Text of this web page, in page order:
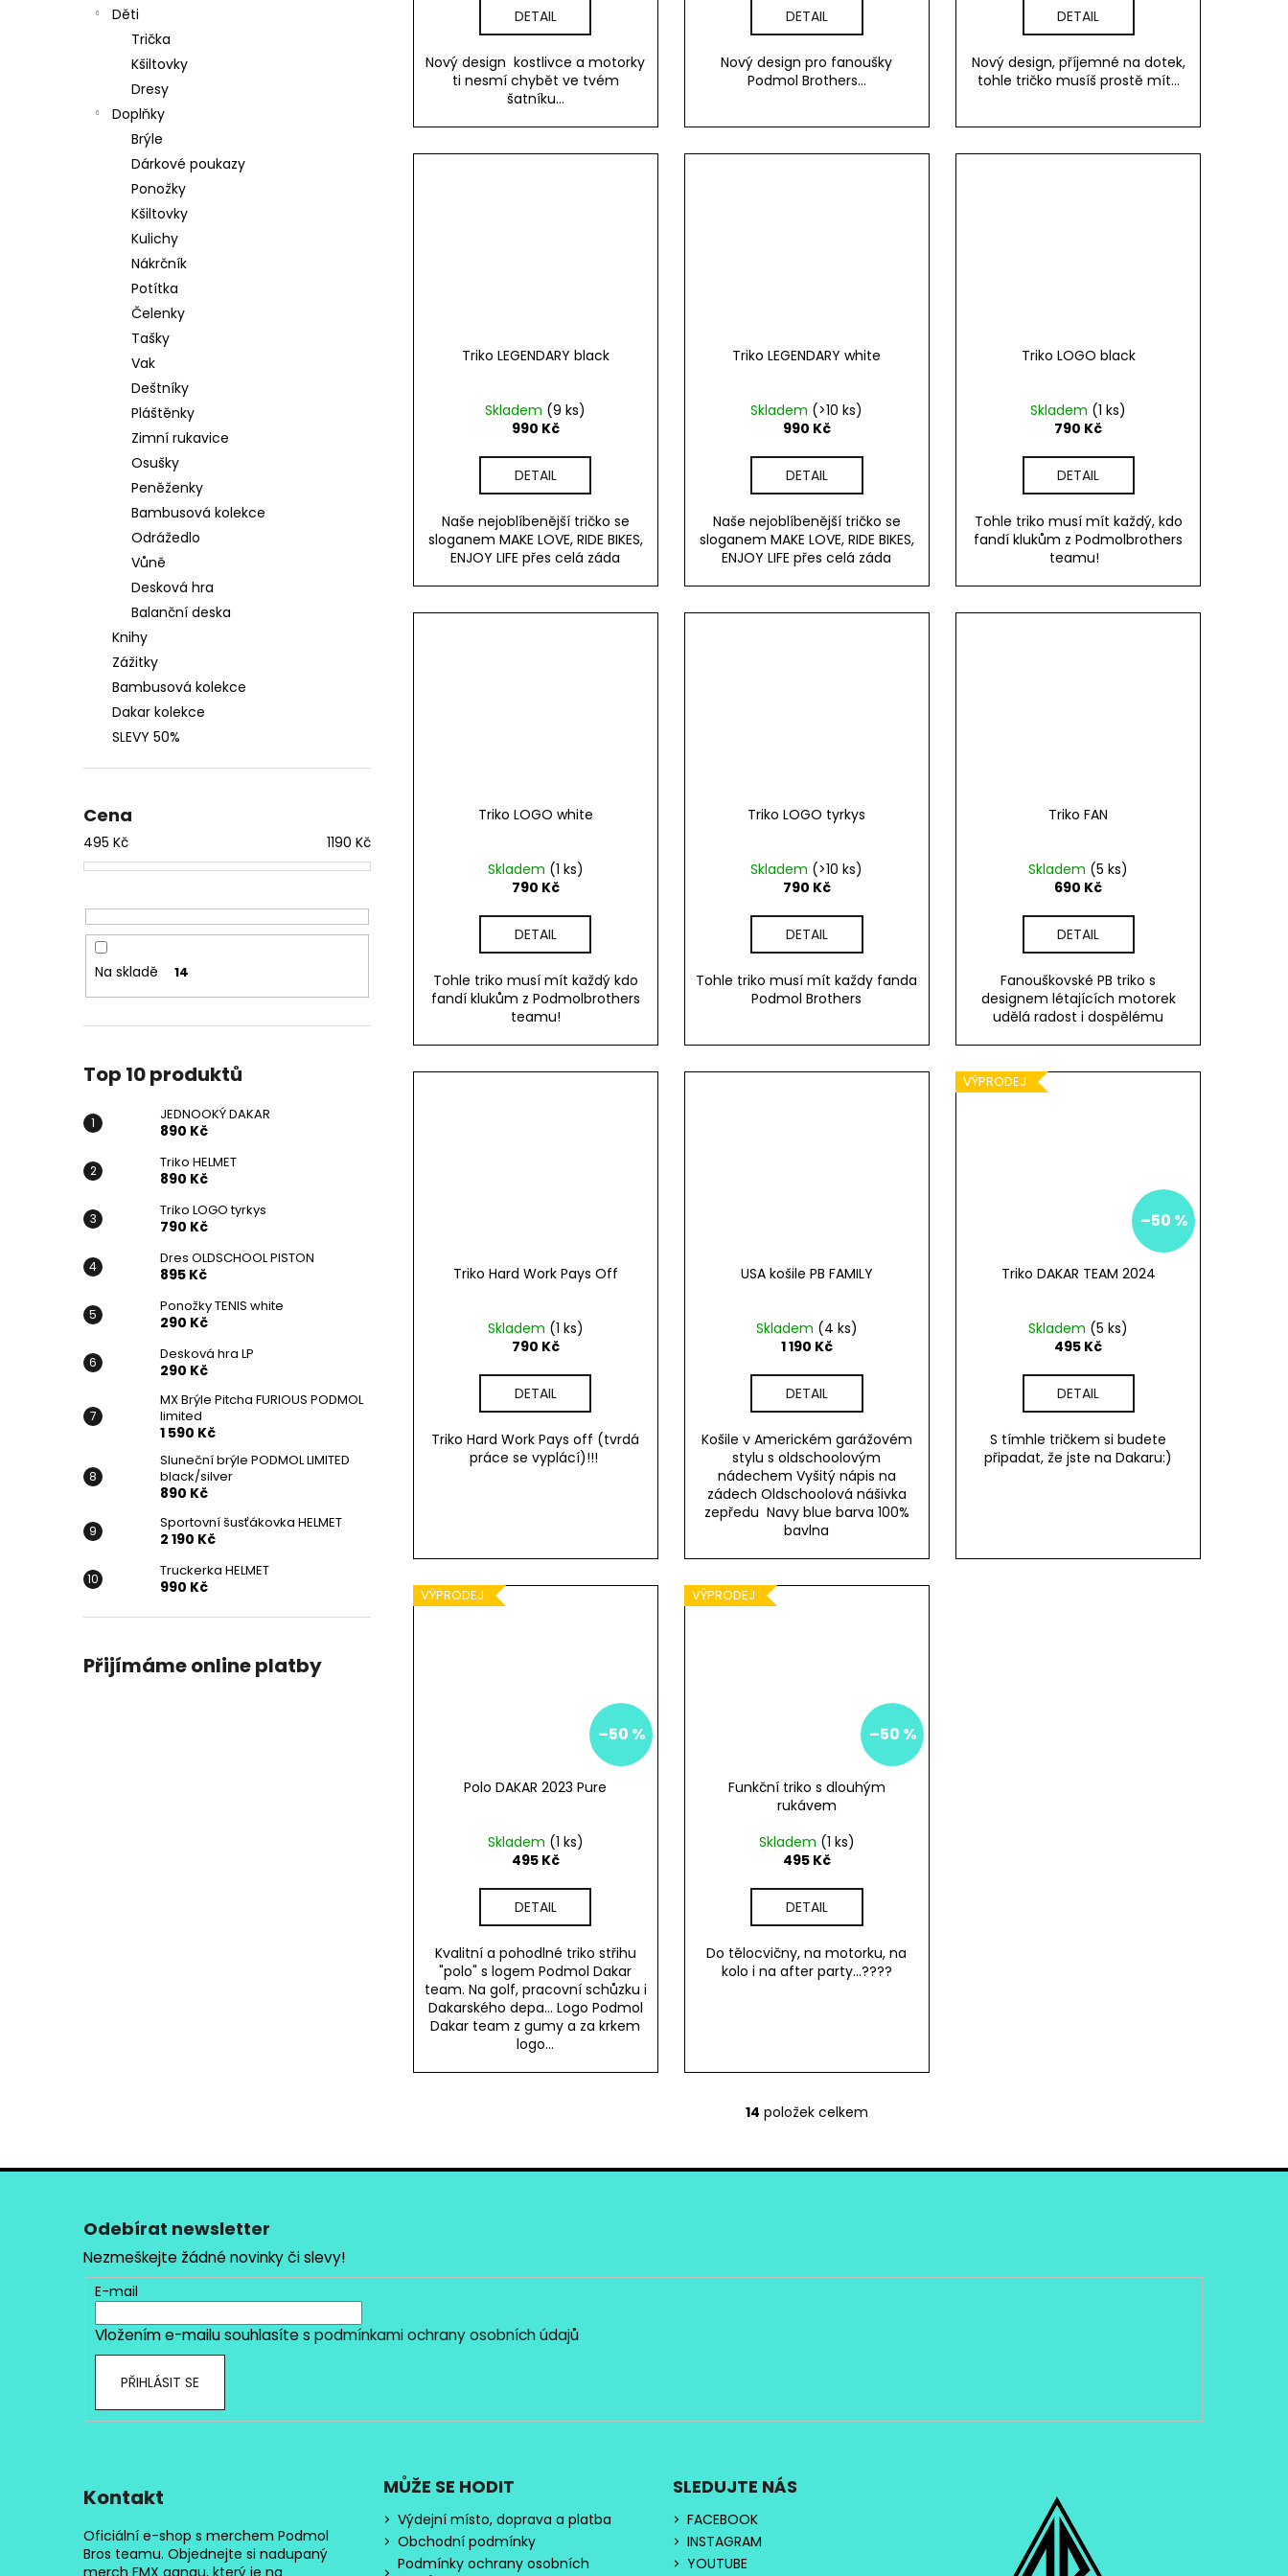
Děti
Trička
Kšiltovky
Dresy
Doplňky
Brýle
Dárkové poukazy
Ponožky
Kšiltovky
Kulichy
Nákrčník
Potítka
Čelenky
Tašky
Vak
Deštníky
Pláštěnky
Zimní rukavice
Osušky
Peněženky
Bambusová kolekce
Odrážedlo
Vůně
Desková hra
Balanční deska
Knihy
Zážitky
Bambusová kolekce
Dakar kolekce
SLEVY 50%
Cena
495 Kč 1190 Kč
Na skladě 14
Top 10 produktů
JEDNOOKÝ DAKAR
890 Kč
Triko HELMET
890 Kč
Triko LOGO tyrkys
790 Kč
Dres OLDSCHOOL PISTON
895 Kč
Ponožky TENIS white
290 Kč
Desková hra LP
290 Kč
MX Brýle Pitcha FURIOUS PODMOL
limited
1 590 Kč
Sluneční brýle PODMOL LIMITED
black/silver
890 Kč
Sportovní šusťákovka HELMET
2 190 Kč
Truckerka HELMET
990 Kč
Přijímáme online platby
DETAIL
Nový design kostlivce a motorky
ti nesmí chybět ve tvém
šatníku...
DETAIL
Nový design pro fanoušky
Podmol Brothers...
DETAIL
Nový design, příjemné na dotek,
tohle tričko musíš prostě mít...
Triko LEGENDARY black
Skladem (9 ks)
990 Kč
DETAIL
Naše nejoblíbenější tričko se
sloganem MAKE LOVE, RIDE BIKES,
ENJOY LIFE přes celá záda
Triko LEGENDARY white
Skladem (>10 ks)
990 Kč
DETAIL
Naše nejoblíbenější tričko se
sloganem MAKE LOVE, RIDE BIKES,
ENJOY LIFE přes celá záda
Triko LOGO black
Skladem (1 ks)
790 Kč
DETAIL
Tohle triko musí mít každý, kdo
fandí klukům z Podmolbrothers
teamu!
Triko LOGO white
Skladem (1 ks)
790 Kč
DETAIL
Tohle triko musí mít každý kdo
fandí klukům z Podmolbrothers
teamu!
Triko LOGO tyrkys
Skladem (>10 ks)
790 Kč
DETAIL
Tohle triko musí mít každy fanda
Podmol Brothers
Triko FAN
Skladem (5 ks)
690 Kč
DETAIL
Fanouškovské PB triko s
designem létajících motorek
udělá radost i dospělému
Triko Hard Work Pays Off
Skladem (1 ks)
790 Kč
DETAIL
Triko Hard Work Pays off (tvrdá
práce se vyplácí)!!!
USA košile PB FAMILY
Skladem (4 ks)
1 190 Kč
DETAIL
Košile v Americkém garážovém
stylu s oldschoolovým
nádechem Vyšitý nápis na
zádech Oldschoolová nášivka
zepředu Navy blue barva 100%
bavlna
VÝPRODEJ
–50 %
Triko DAKAR TEAM 2024
Skladem (5 ks)
495 Kč
DETAIL
S tímhle tričkem si budete
připadat, že jste na Dakaru:)
VÝPRODEJ
–50 %
Polo DAKAR 2023 Pure
Skladem (1 ks)
495 Kč
DETAIL
Kvalitní a pohodlné triko střihu
"polo" s logem Podmol Dakar
team. Na golf, pracovní schůzku i
Dakarského depa... Logo Podmol
Dakar team z gumy a za krkem
logo...
VÝPRODEJ
–50 %
Funkční triko s dlouhým
rukávem
Skladem (1 ks)
495 Kč
DETAIL
Do tělocvičny, na motorku, na
kolo i na after party...????
O
l
ý
14 položek celkem
JEDNOOKÝ
DAKAR
890
HELMET
890
TRIKO
LOGO
TYRKYS
790
Odebírat newsletter
Nezmeškejte žádné novinky či slevy!
E-mail
Vložením e-mailu souhlasíte s podmínkami ochrany osobních údajů
PŘIHLÁSIT SE
Kontakt
Oficiální e-shop s merchem Podmol
Bros teamu. Objednejte si nadupaný
merch FMX gangu, který je na
MŮŽE SE HODIT
Výdejní místo, doprava a platba
Obchodní podmínky
Podmínky ochrany osobních
SLEDUJTE NÁS
FACEBOOK
INSTAGRAM
YOUTUBE